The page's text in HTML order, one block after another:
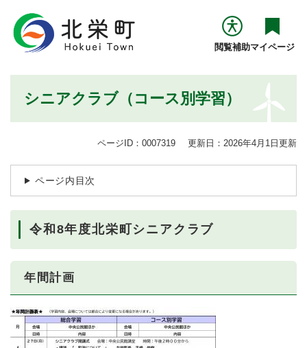
閲覧補助マイページ
シニアクラブ（コース別学習）
ページID：0007319 更新日：2026年4月1日更新
ページ内目次
令和8年度北栄町シニアクラブ
年間計画